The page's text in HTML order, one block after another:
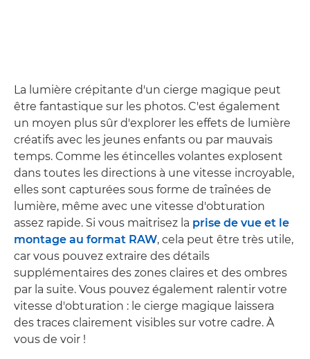
La lumière crépitante d'un cierge magique peut
être fantastique sur les photos. C'est également
un moyen plus sûr d'explorer les effets de lumière
créatifs avec les jeunes enfants ou par mauvais
temps. Comme les étincelles volantes explosent
dans toutes les directions à une vitesse incroyable,
elles sont capturées sous forme de traînées de
lumière, même avec une vitesse d'obturation
assez rapide. Si vous maitrisez la prise de vue et le
montage au format RAW, cela peut être très utile,
car vous pouvez extraire des détails
supplémentaires des zones claires et des ombres
par la suite. Vous pouvez également ralentir votre
vitesse d'obturation : le cierge magique laissera
des traces clairement visibles sur votre cadre. À
vous de voir !